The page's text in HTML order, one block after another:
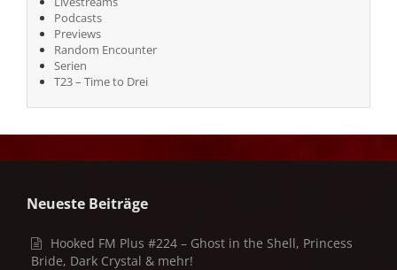
Podcasts
Previews
Random Encounter
Serien
T23 – Time to Drei
Neueste Beiträge
Hooked FM Plus #224 – Ghost in the Shell, Princess
Bride, Dark Crystal & mehr!